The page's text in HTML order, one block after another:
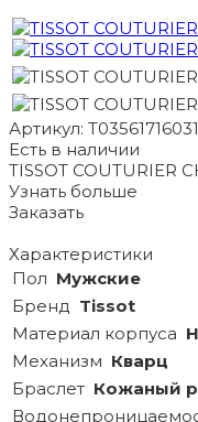
Артикул:
Есть в наличии
TISSOT COUTURIER
Узнать больше
Заказать
Характеристики
Пол Мужские
Бренд Tissot
Материал корпуса
Механизм Кварц
Браслет Кожаный